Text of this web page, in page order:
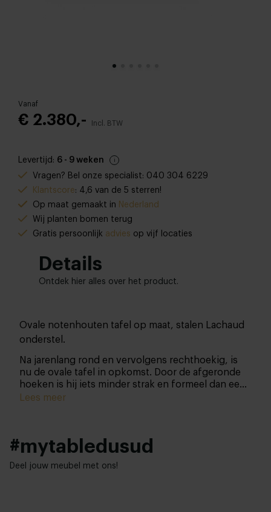
Vanaf
€ 2.380,- Incl. BTW
Levertijd: 6 - 9 weken
Vragen? Bel onze specialist: 040 304 6229
Klantscore: 4,6 van de 5 sterren!
Op maat gemaakt in Nederland
Wij planten bomen terug
Gratis persoonlijk advies op vijf locaties
Details
Ontdek hier alles over het product.
Ovale notenhouten tafel op maat, stalen Lachaud
onderstel.
Na jarenlang rond en vervolgens rechthoekig, is
nu de ovale tafel in opkomst. Door de afgeronde
hoeken is hij iets minder strak en formeel dan een
rechthoekige tafel, maar juist daardoor kunnen er
heeft een mooie nerfstructuur met een intens
diepe kleur met vlammen die voor nuances
zorgen. Het metalen onderstel geeft de tafel een
Lees meer
#mytabledusud
Deel jouw meubel met ons!